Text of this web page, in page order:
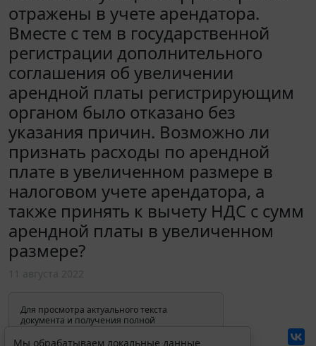
отражены в учете арендатора.
Вместе с тем в государственной
регистрации дополнительного
соглашения об увеличении
арендной платы регистрирующим
органом было отказано без
указания причин. Возможно ли
признать расходы по арендной
плате в увеличенном размере в
налоговом учете арендатора, а
также принять к вычету НДС с сумм
арендной платы в увеличенном
размере?
Для просмотра актуального текста
документа и получения полной
изменениях и порядке применения
Мы обрабатываем локальные данные